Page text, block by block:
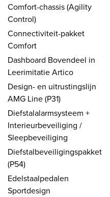
Comfort-chassis (Agility
Control)
Connectiviteit-pakket
Comfort
Dashboard Bovendeel in
Leerimitatie Artico
Design- en uitrustingslijn
AMG Line (P31)
Diefstalalarmsysteem +
Interieurbeveiliging /
Sleepbeveiliging
Diefstalbeveiligingspakket
(P54)
Edelstaalpedalen
Sportdesign